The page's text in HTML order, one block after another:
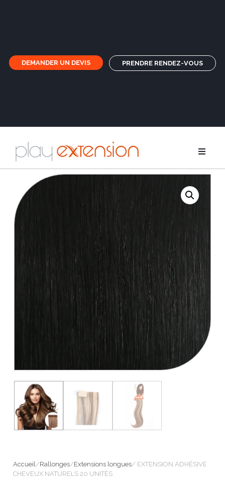
DEMANDER UN DEVIS PRENDRE RENDEZ-VOUS
Rallonges
Nattes et
GHD
Soins
Salons
Accueil /Rallonges/Extensions longues/ EXTENSION ADHÉSIVE
CHEVEUX NATURELS 20 UNITÉS